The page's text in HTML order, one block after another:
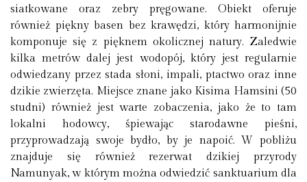
siatkowane oraz zebry pręgowane. Obiekt oferuje
również piękny basen bez krawędzi, który harmonijnie
komponuje się z pięknem okolicznej natury. Zaledwie
kilka metrów dalej jest wodopój, który jest regularnie
odwiedzany przez stada słoni, impali, ptactwo oraz inne
dzikie zwierzęta. Miejsce znane jako Kisima Hamsini (50
studni) również jest warte zobaczenia, jako że to tam
lokalni hodowcy, śpiewając starodawne pieśni,
przyprowadzają swoje bydło, by je napoić. W pobliżu
znajduje się również rezerwat dzikiej przyrody
Namunyak, w którym można odwiedzić sanktuarium dla